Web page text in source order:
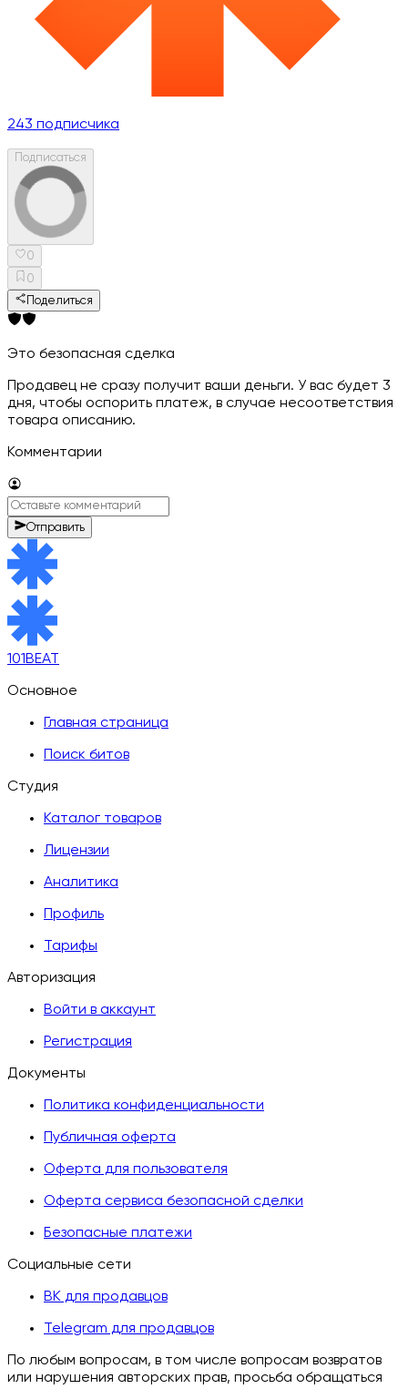
243 подписчика
Подписаться
0
0
Поделиться
Это безопасная сделка
Продавец не сразу получит ваши деньги. У вас будет 3
дня, чтобы оспорить платеж, в случае несоответствия
товара описанию.
Комментарии
Отправить
101BEAT
Основное
Главная страница
Поиск битов
Студия
Каталог товаров
Лицензии
Аналитика
Профиль
Тарифы
Авторизация
Войти в аккаунт
Регистрация
Документы
Политика конфиденциальности
Публичная оферта
Оферта для пользователя
Оферта сервиса безопасной сделки
Безопасные платежи
Социальные сети
ВК для продавцов
Telegram для продавцов
По любым вопросам, в том числе вопросам возвратов
или нарушения авторских прав, просьба обращаться